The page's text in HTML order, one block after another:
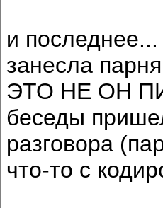
и последнее...
занесла
ЭТО НЕ ОН
беседы
разговора
что-то с